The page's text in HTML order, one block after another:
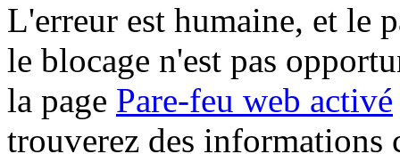
L'erreur est humaine, et le
le blocage n'est pas
la page Pare-feu web activé
trouverez des informations